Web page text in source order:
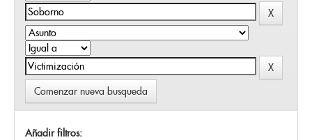
Comenzar nueva busqueda
Añadir filtros: